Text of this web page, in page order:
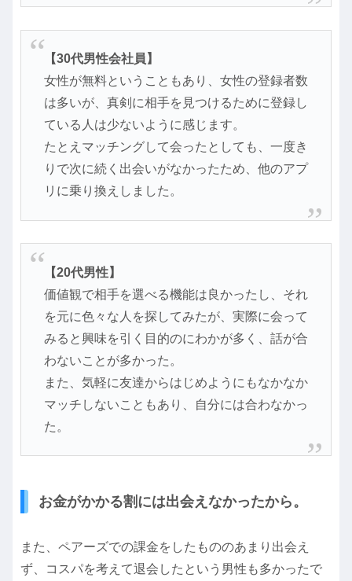
【30代男性会社員】
女性が無料ということもあり、女性の登録者数
は多いが、真剣に相手を見つけるために登録し
ている人は少ないように感じます。
たとえマッチングして会ったとしても、一度き
りで次に続く出会いがなかったため、他のアプ
リに乗り換えしました。
【20代男性】
価値観で相手を選べる機能は良かったし、それ
を元に色々な人を探してみたが、実際に会って
みると興味を引く目的のにわかが多く、話が合
わないことが多かった。
また、気軽に友達からはじめようにもなかなか
マッチしないこともあり、自分には合わなかっ
た。
お金がかかる割には出会えなかったから。
また、ペアーズでの課金をしたもののあまり出会え
ず、コスパを考えて退会したという男性も多かったで